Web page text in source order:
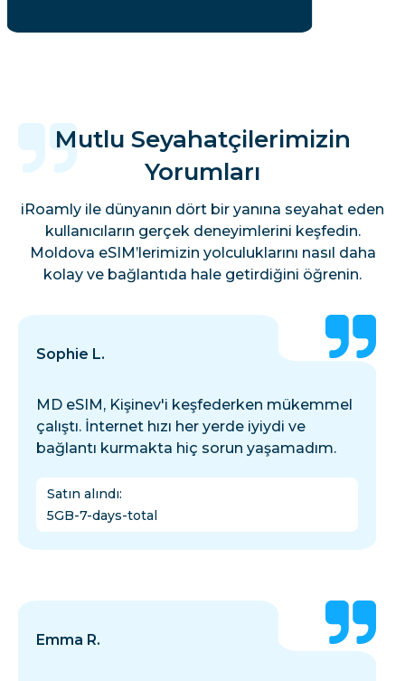
Mutlu Seyahatçilerimizin
Yorumları
iRoamly ile dünyanın dört bir yanına seyahat eden
kullanıcıların gerçek deneyimlerini keşfedin.
Moldova eSIM’lerimizin yolculuklarını nasıl daha
kolay ve bağlantıda hale getirdiğini öğrenin.
Sophie L.
MD eSIM, Kişinev'i keşfederken mükemmel
çalıştı. İnternet hızı her yerde iyiydi ve
bağlantı kurmakta hiç sorun yaşamadım.
Satın alındı:
5GB-7-days-total
Emma R.